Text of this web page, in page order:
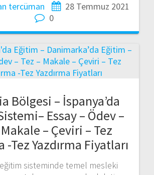
tercüman
28 Temmuz 2021
0
Bölgesi – İspanya’da
Essay – Ödev –
– Çeviri – Tez
-Tez Yazdırma Fiyatları
sisteminde temel mesleki